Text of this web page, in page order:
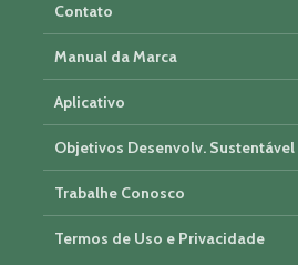
Contato
Manual da Marca
Aplicativo
Objetivos Desenvolv. Sustentável
Trabalhe Conosco
Termos de Uso e Privacidade